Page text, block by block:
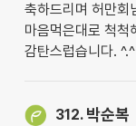
축하드리며 허만회
마음먹은대로 척척
감탄스럽습니다.
312. 박순복